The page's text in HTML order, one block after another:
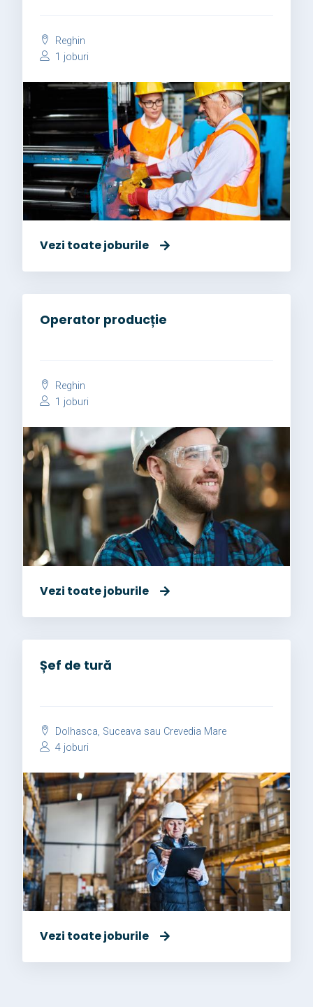
Reghin
1 joburi
Vezi toate joburile
Operator producție
Reghin
1 joburi
Vezi toate joburile
Șef de tură
Dolhasca, Suceava sau Crevedia Mare
4 joburi
Vezi toate joburile